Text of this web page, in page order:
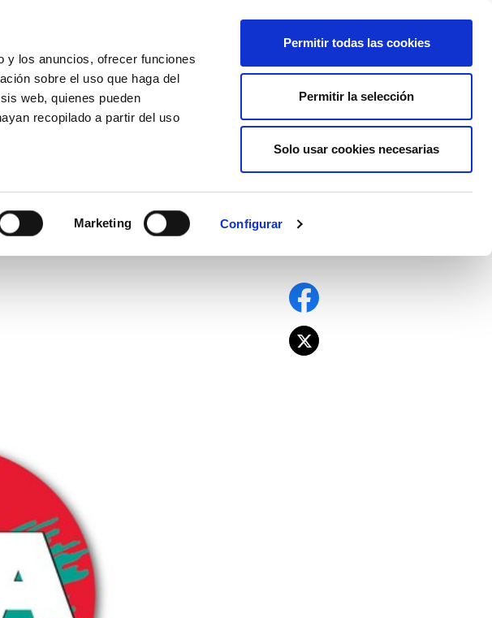
y los anuncios, ofrecer funciones
sobre el uso que haga del
web, quienes pueden
recopilado a partir del uso
Marketing Configurar
Permitir todas las cookies
Permitir la selección
Solo usar cookies necesarias
AFÍLIATE